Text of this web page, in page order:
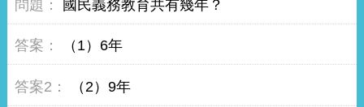
國民義務教育共有幾年？
（1）6年
（2）9年